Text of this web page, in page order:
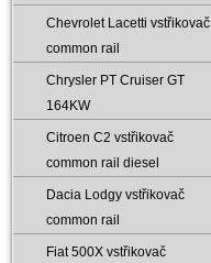
Chevrolet Lacetti vstřikovač
common rail
Chrysler PT Cruiser GT
164KW
Citroen C2 vstřikovač
common rail diesel
Dacia Lodgy vstřikovač
common rail
Fiat 500X vstřikovač